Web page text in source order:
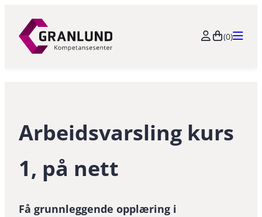
innhold
(0)
Arbeidsvarsling kurs
1, på nett
Få grunnleggende opplæring i